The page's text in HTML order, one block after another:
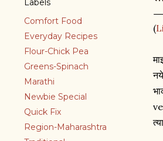
Labels
Comfort Food
Everyday Recipes
Flour-Chick Pea
Greens-Spinach
Marathi
Newbie Special
Quick Fix
Region-Maharashtra
(